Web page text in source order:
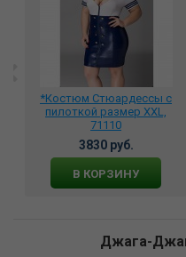
*Костюм Cтюардессы с
пилоткой размер XXL,
71110
3830 руб.
В КОРЗИНУ
Джага-